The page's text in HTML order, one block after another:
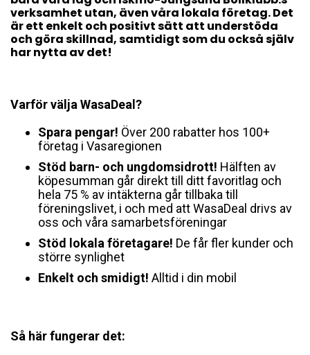
verksamhet utan, även våra lokala företag. Det
är ett enkelt och positivt sätt att understöda
och göra skillnad, samtidigt som du också själv
har nytta av det!
Varför välja WasaDeal?
Spara pengar! Över 200 rabatter hos 100+
företag i Vasaregionen
Stöd barn- och ungdomsidrott! Hälften av
köpesumman går direkt till ditt favoritlag och
hela 75 % av intäkterna går tillbaka till
föreningslivet, i och med att WasaDeal drivs av
oss och våra samarbetsföreningar
Stöd lokala företagare! De får fler kunder och
större synlighet
Enkelt och smidigt! Alltid i din mobil
Så här fungerar det: